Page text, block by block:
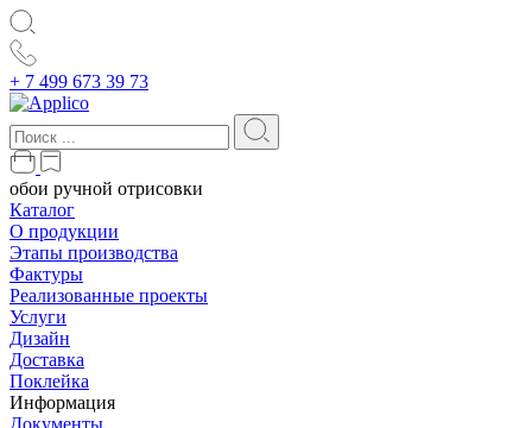
+ 7 499 673 39 73
обои ручной отрисовки
Каталог
О продукции
Этапы производства
Фактуры
Реализованные проекты
Услуги
Дизайн
Доставка
Поклейка
Информация
Документы